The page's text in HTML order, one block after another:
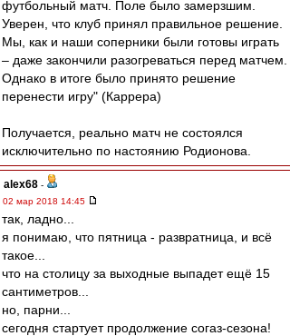
футбольный матч. Поле было замерзшим.
Уверен, что клуб принял правильное решение.
Мы, как и наши соперники были готовы играть
– даже закончили разогреваться перед матчем.
Однако в итоге было принято решение
перенести игру" (Каррера)
Получается, реально матч не состоялся
исключительно по настоянию Родионова.
alex68 -
02 мар 2018 14:45
так, ладно...
я понимаю, что пятница - развратница, и всё
такое...
что на столицу за выходные выпадет ещё 15
сантиметров...
но, парни...
сегодня стартует продолжение согаз-сезона!